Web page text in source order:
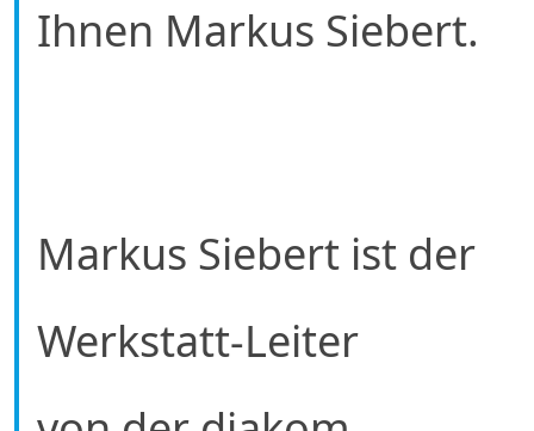
Ihnen Markus Siebert.
Markus Siebert ist der
Werkstatt-Leiter